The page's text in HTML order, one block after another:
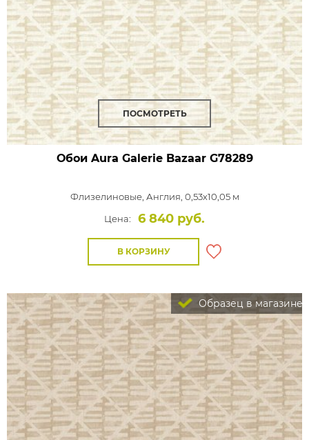
ПОСМОТРЕТЬ
Обои Aura Galerie BazaarG78289
Флизелиновые, Англия, 0,53x10,05 м
Цена:
6 840 руб.
В КОРЗИНУ
Образец в магазине